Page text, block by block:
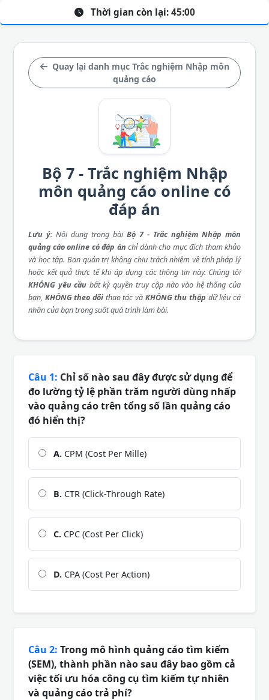
Quay lại danh mục Trắc nghiệm Nhập môn
quảng cáo
Bộ 7 - Trắc nghiệm Nhập
môn quảng cáo online có
đáp án
Lưu ý: Nội dung trong bài Bộ 7 - Trắc nghiệm Nhập môn
quảng cáo online có đáp án chỉ dành cho mục đích tham khảo
và học tập. Ban quản trị không chịu trách nhiệm về tính pháp lý
hoặc kết quả thực tế khi áp dụng các thông tin này. Chúng tôi
KHÔNG yêu cầu bất kỳ quyền truy cập nào vào hệ thống của
bạn, KHÔNG theo dõi thao tác và KHÔNG thu thập dữ liệu cá
nhân của bạn trong suốt quá trình làm bài.
Thời gian còn lại: 45:00
Câu 1: Chỉ số nào sau đây được sử dụng để
đo lường tỷ lệ phần trăm người dùng nhấp
vào quảng cáo trên tổng số lần quảng cáo
đó hiển thị?
A. CPM (Cost Per Mille)
B. CTR (Click-Through Rate)
C. CPC (Cost Per Click)
D. CPA (Cost Per Action)
Câu 2: Trong mô hình quảng cáo tìm kiếm
(SEM), thành phần nào sau đây bao gồm cả
việc tối ưu hóa công cụ tìm kiếm tự nhiên
và quảng cáo trả phí?